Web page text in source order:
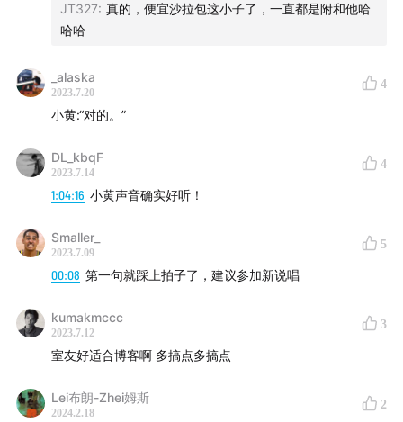
周边店铺：Breadfast
泰国VLOG请关注我的Bilibili：
片尾曲：เศษ (Remain) - tinn,Earth Patravee
JT327: 真的，便宜沙拉包这小子了，一直都是附和他哈
哈哈
_alaska
2023.7.20
4
小黄:“对的。”
DL_kbqF
2023.7.14
4
1:04:16 小黄声音确实好听！
Smaller_
2023.7.09
5
00:08 第一句就踩上拍子了，建议参加新说唱
kumakmccc
2023.7.12
3
室友好适合博客啊 多搞点多搞点
Lei布朗-Zhei姆斯
2024.2.18
2